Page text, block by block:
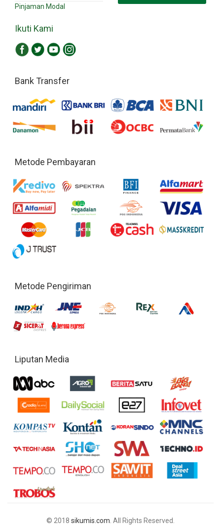
Pinjaman Modal
Ikuti Kami
Bank Transfer
Metode Pembayaran
Metode Pengiriman
Liputan Media
© 2018 sikumis.com . All Rights Reserved.